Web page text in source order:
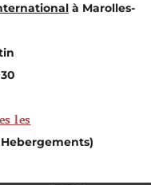
à Marolles-
les